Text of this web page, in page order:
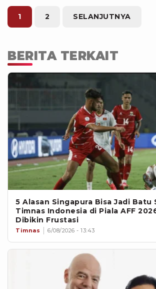
negara dengan ranking terbaik.
Sementara itu, Hong Kong akan
menggelar seluruh
berlangsung.
1 2 SELANJUTNYA
BERITA TERKAIT
5 Alasan Singapura Bisa Jadi Batu
Timnas Indonesia di Piala AFF
Dibikin Frustasi
Timnas 6/08/2026 - 13:43